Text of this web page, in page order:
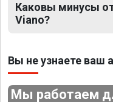
Каковы минусы
Viano?
Вы не узнаете ваш
Мы работаем